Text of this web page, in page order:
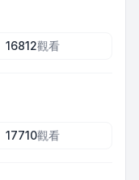
16812觀看
17710觀看